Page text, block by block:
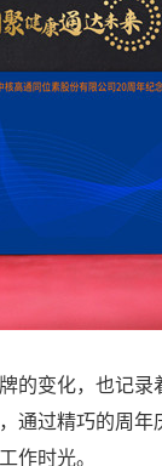
的变化，也记
通过精巧的周
作时光。